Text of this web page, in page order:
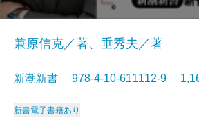
兼原信克／著、垂秀夫／著
新潮新書 978-4-10-611112-9
新書電子書籍あり